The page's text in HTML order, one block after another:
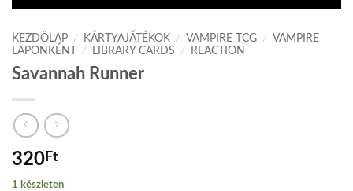
KEZDŐLAP / KÁRTYAJÁTÉKOK / VAMPIRE TCG /
VAMPIRE
LAPONKÉNT
/ LIBRARY CARDS / REACTION
Savannah Runner
320Ft
1 készleten